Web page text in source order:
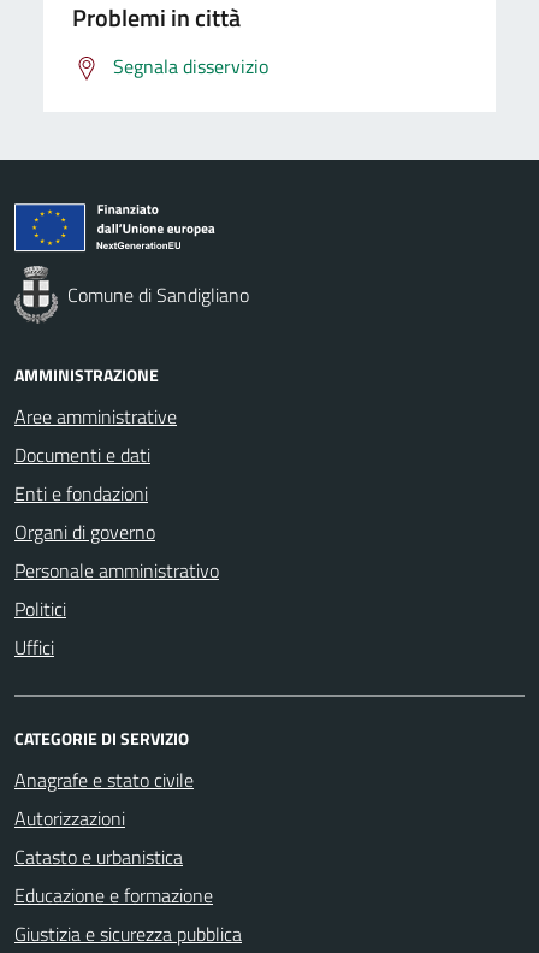
Problemi in città
Segnala disservizio
Comune di Sandigliano
AMMINISTRAZIONE
Aree amministrative
Documenti e dati
Enti e fondazioni
Organi di governo
Personale amministrativo
Politici
Uffici
CATEGORIE DI SERVIZIO
Anagrafe e stato civile
Autorizzazioni
Catasto e urbanistica
Educazione e formazione
Giustizia e sicurezza pubblica